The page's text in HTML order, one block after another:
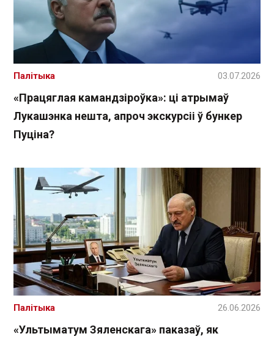
«Працяглая камандзіроўка»: ці атрымаў
Лукашэнка нешта, апроч экскурсіі ў бункер
Пуціна?
Палітыка 03.07.2026
«Ультыматум Зяленскага» паказаў, як
Палітыка 26.06.2026